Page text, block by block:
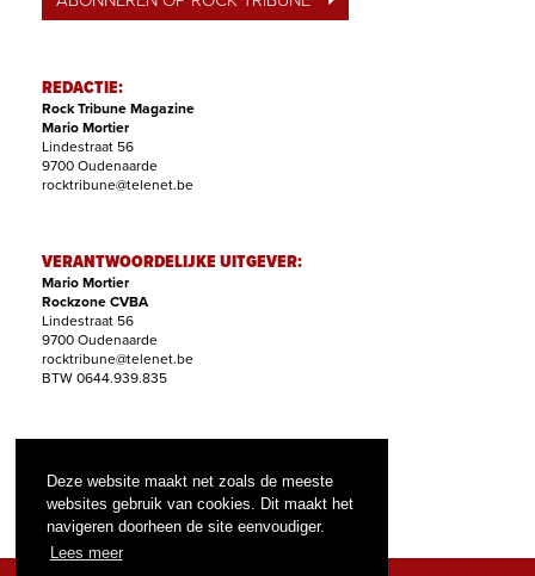
Deze website maakt net zoals de meeste
websites gebruik van cookies. Dit maakt het
navigeren doorheen de site eenvoudiger.
Lees meer
REDACTIE:
Rock Tribune Magazine
Mario Mortier
Lindestraat 56
9700 Oudenaarde
rocktribune@telenet.be
VERANTWOORDELIJKE UITGEVER:
Mario Mortier
Rockzone CVBA
Lindestraat 56
9700 Oudenaarde
rocktribune@telenet.be
BTW 0644.939.835
Filip Nollet
abonnementen@rock-tribune.com